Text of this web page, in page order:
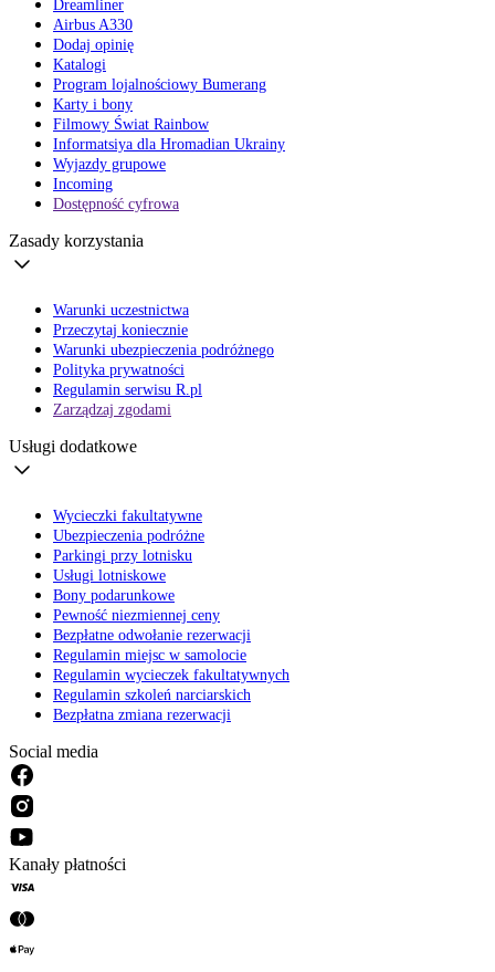
Dreamliner
Airbus A330
Dodaj opinię
Katalogi
Program lojalnościowy Bumerang
Karty i bony
Filmowy Świat Rainbow
Informatsiya dla Hromadian Ukrainy
Wyjazdy grupowe
Incoming
Dostępność cyfrowa
Zasady korzystania
Warunki uczestnictwa
Przeczytaj koniecznie
Warunki ubezpieczenia podróżnego
Polityka prywatności
Regulamin serwisu R.pl
Zarządzaj zgodami
Usługi dodatkowe
Wycieczki fakultatywne
Ubezpieczenia podróżne
Parkingi przy lotnisku
Usługi lotniskowe
Bony podarunkowe
Pewność niezmiennej ceny
Bezpłatne odwołanie rezerwacji
Regulamin miejsc w samolocie
Regulamin wycieczek fakultatywnych
Regulamin szkoleń narciarskich
Bezpłatna zmiana rezerwacji
Social media
Kanały płatności